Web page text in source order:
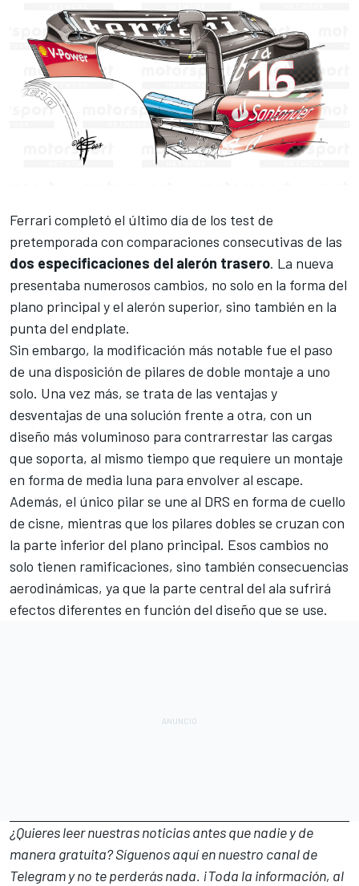
Ferrari completó el último día de los test de
pretemporada con comparaciones consecutivas de las
dos especificaciones del alerón trasero. La nueva
presentaba numerosos cambios, no solo en la forma del
plano principal y el alerón superior, sino también en la
punta del endplate.
Sin embargo, la modificación más notable fue el paso
de una disposición de pilares de doble montaje a uno
solo. Una vez más, se trata de las ventajas y
desventajas de una solución frente a otra, con un
diseño más voluminoso para contrarrestar las cargas
que soporta, al mismo tiempo que requiere un montaje
en forma de media luna para envolver al escape.
Además, el único pilar se une al DRS en forma de cuello
de cisne, mientras que los pilares dobles se cruzan con
la parte inferior del plano principal. Esos cambios no
solo tienen ramificaciones, sino también consecuencias
aerodinámicas, ya que la parte central del ala sufrirá
efectos diferentes en función del diseño que se use.
¿Quieres leer nuestras noticias antes que nadie y de
manera gratuita? Síguenosaquí en nuestro canal de
Telegramy no te perderás nada. ¡Toda la información, al